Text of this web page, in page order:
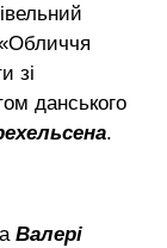
зі
данського
.
Валері